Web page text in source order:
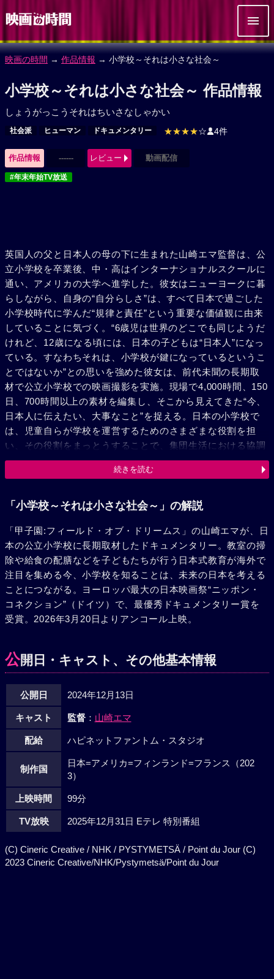
映画の時間 → 作品情報 → 小学校～それは小さな社会～
小学校～それは小さな社会～ 作品情報
しょうがっこうそれはちいさなしゃかい
社会派 ヒューマン ドキュメンタリー ★★★★☆ 4件
作品情報 ------ レビュー 動画配信
#年末年始TV放送
英国人の父と日本人の母の下に生まれた山崎エマ監督は、公
立小学校を卒業後、中・高はインターナショナルスクールに
通い、アメリカの大学へ進学した。彼女はニューヨークに暮
らしながら、自身の“自分らしさ”は、すべて日本で過ごした
小学校時代に学んだ“規律と責任”という重要な価値観に由来
していることに気づく。“6歳児は世界のどこでも同じようだ
けれど、12歳になる頃には、日本の子どもは“日本人”になっ
ている。すなわちそれは、小学校が鍵になっているというこ
とではないか”との思いを強めた彼女は、前代未聞の長期取
材で公立小学校での映画撮影を実施。現場で4,000時間、150
日、700時間以上の素材を編集し、そこから見えてきた“今、
日本人に伝えたい、大事なこと”を捉える。日本の小学校で
は、児童自らが学校を運営するためのさまざまな役割を担
い、その役割をまっとうすることで、集団生活における協調
性を身につける。教室の掃除や給食の配膳などを子どもたち
自身が行う国は少なく、日本式教育“TOKKATSU”が今、海外
ることも、海外から見ると驚きでいっぱいだ。今、小学校を
かける。
続きを読む
「小学校～それは小さな社会～」の解説
「甲子園:フィールド・オブ・ドリームス」の山崎エマが、日
本の公立小学校に長期取材したドキュメンタリー。教室の掃
除や給食の配膳などを子どもたちが行う日本式教育が海外で
注目を集める今、小学校を知ることは、未来の日本を考える
ことにつながる。ヨーロッパ最大の日本映画祭“ニッポン・
コネクション”（ドイツ）で、最優秀ドキュメンタリー賞を
受賞。2026年3月20日よりアンコール上映。
公開日・キャスト、その他基本情報
公開日 2024年12月13日
キャスト 監督： 山崎エマ
配給 ハピネットファントム・スタジオ
制作国
日本=アメリカ=フィンランド=フランス（202
3）
上映時間 99分
TV放映 2025年12月31日 Eテレ 特別番組
(C) Cineric Creative / NHK / PYSTYMETSÄ / Point du Jour (C)
2023 Cineric Creative/NHK/Pystymetsä/Point du Jour